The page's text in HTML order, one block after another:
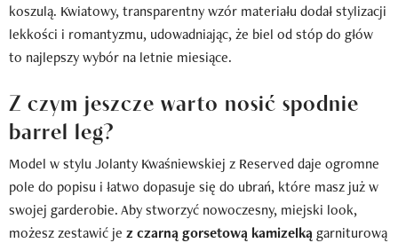
koszulą. Kwiatowy, transparentny wzór materiału dodał stylizacji
lekkości i romantyzmu, udowadniając, że biel od stóp do głów
to najlepszy wybór na letnie miesiące.
Z czym jeszcze warto nosić spodnie
barrel leg?
Model w stylu Jolanty Kwaśniewskiej z Reserved daje ogromne
pole do popisu i łatwo dopasuje się do ubrań, które masz już w
swojej garderobie. Aby stworzyć nowoczesny, miejski look,
możesz zestawić je z czarną gorsetową kamizelką garniturową